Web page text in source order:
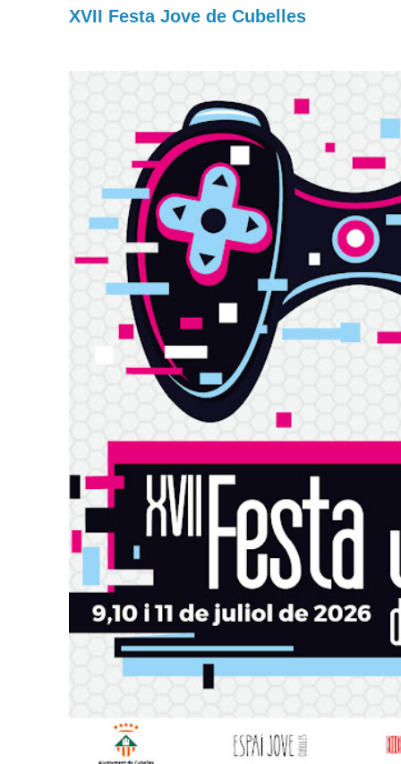
XVII Festa Jove de Cubelles